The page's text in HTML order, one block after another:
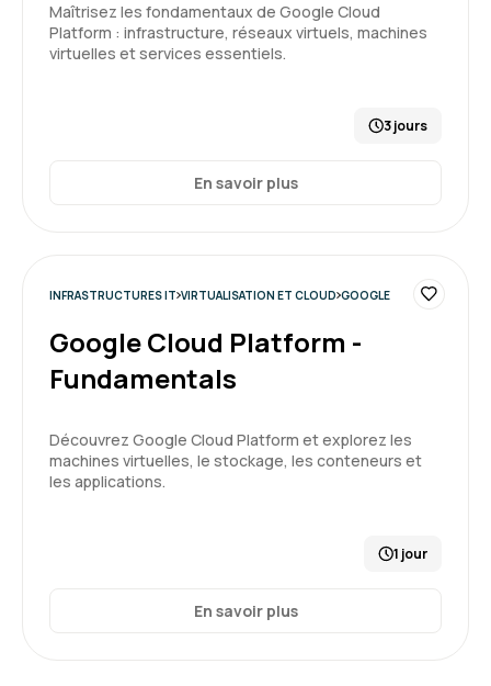
Maîtrisez les fondamentaux de Google Cloud
Platform : infrastructure, réseaux virtuels, machines
virtuelles et services essentiels.
3 jours
En savoir plus
INFRASTRUCTURES IT VIRTUALISATION ET CLOUD GOOGLE
Google Cloud Platform -
Fundamentals
Découvrez Google Cloud Platform et explorez les
machines virtuelles, le stockage, les conteneurs et
les applications.
1 jour
En savoir plus